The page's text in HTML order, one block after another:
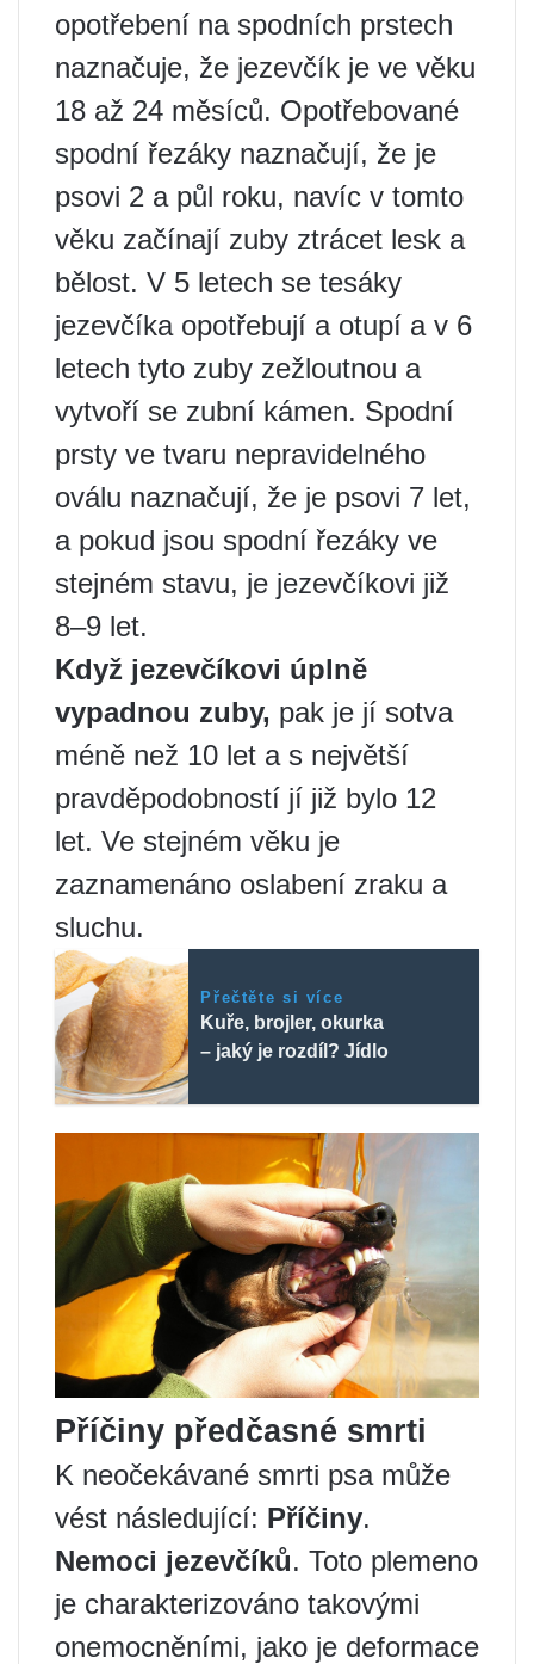
opotřebení na spodních prstech
naznačuje, že jezevčík je ve věku
18 až 24 měsíců. Opotřebované
spodní řezáky naznačují, že je
psovi 2 a půl roku, navíc v tomto
věku začínají zuby ztrácet lesk a
bělost. V 5 letech se tesáky
jezevčíka opotřebují a otupí a v 6
letech tyto zuby zežloutnou a
vytvoří se zubní kámen. Spodní
prsty ve tvaru nepravidelného
oválu naznačují, že je psovi 7 let,
a pokud jsou spodní řezáky ve
stejném stavu, je jezevčíkovi již
8–9 let.
Když jezevčíkovi úplně
vypadnou zuby, pak je jí sotva
méně než 10 let a s největší
pravděpodobností jí již bylo 12
let. Ve stejném věku je
zaznamenáno oslabení zraku a
sluchu.
Přečtěte si více
Kuře, brojler, okurka
– jaký je rozdíl? Jídlo
Příčiny předčasné smrti
K neočekávané smrti psa může
vést následující: Příčiny.
Nemoci jezevčíků. Toto plemeno
je charakterizováno takovými
onemocněními, jako je deformace